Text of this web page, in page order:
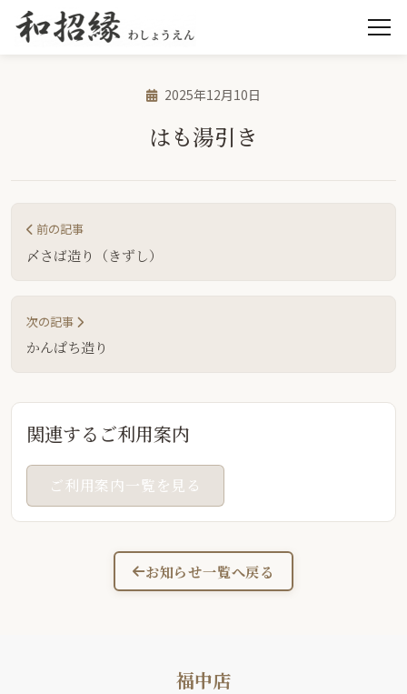
2025年12月10日
はも湯引き
前の記事
〆さば造り（きずし）
次の記事
かんぱち造り
関連するご利用案内
ご利用案内一覧を見る
お知らせ一覧へ戻る
福中店